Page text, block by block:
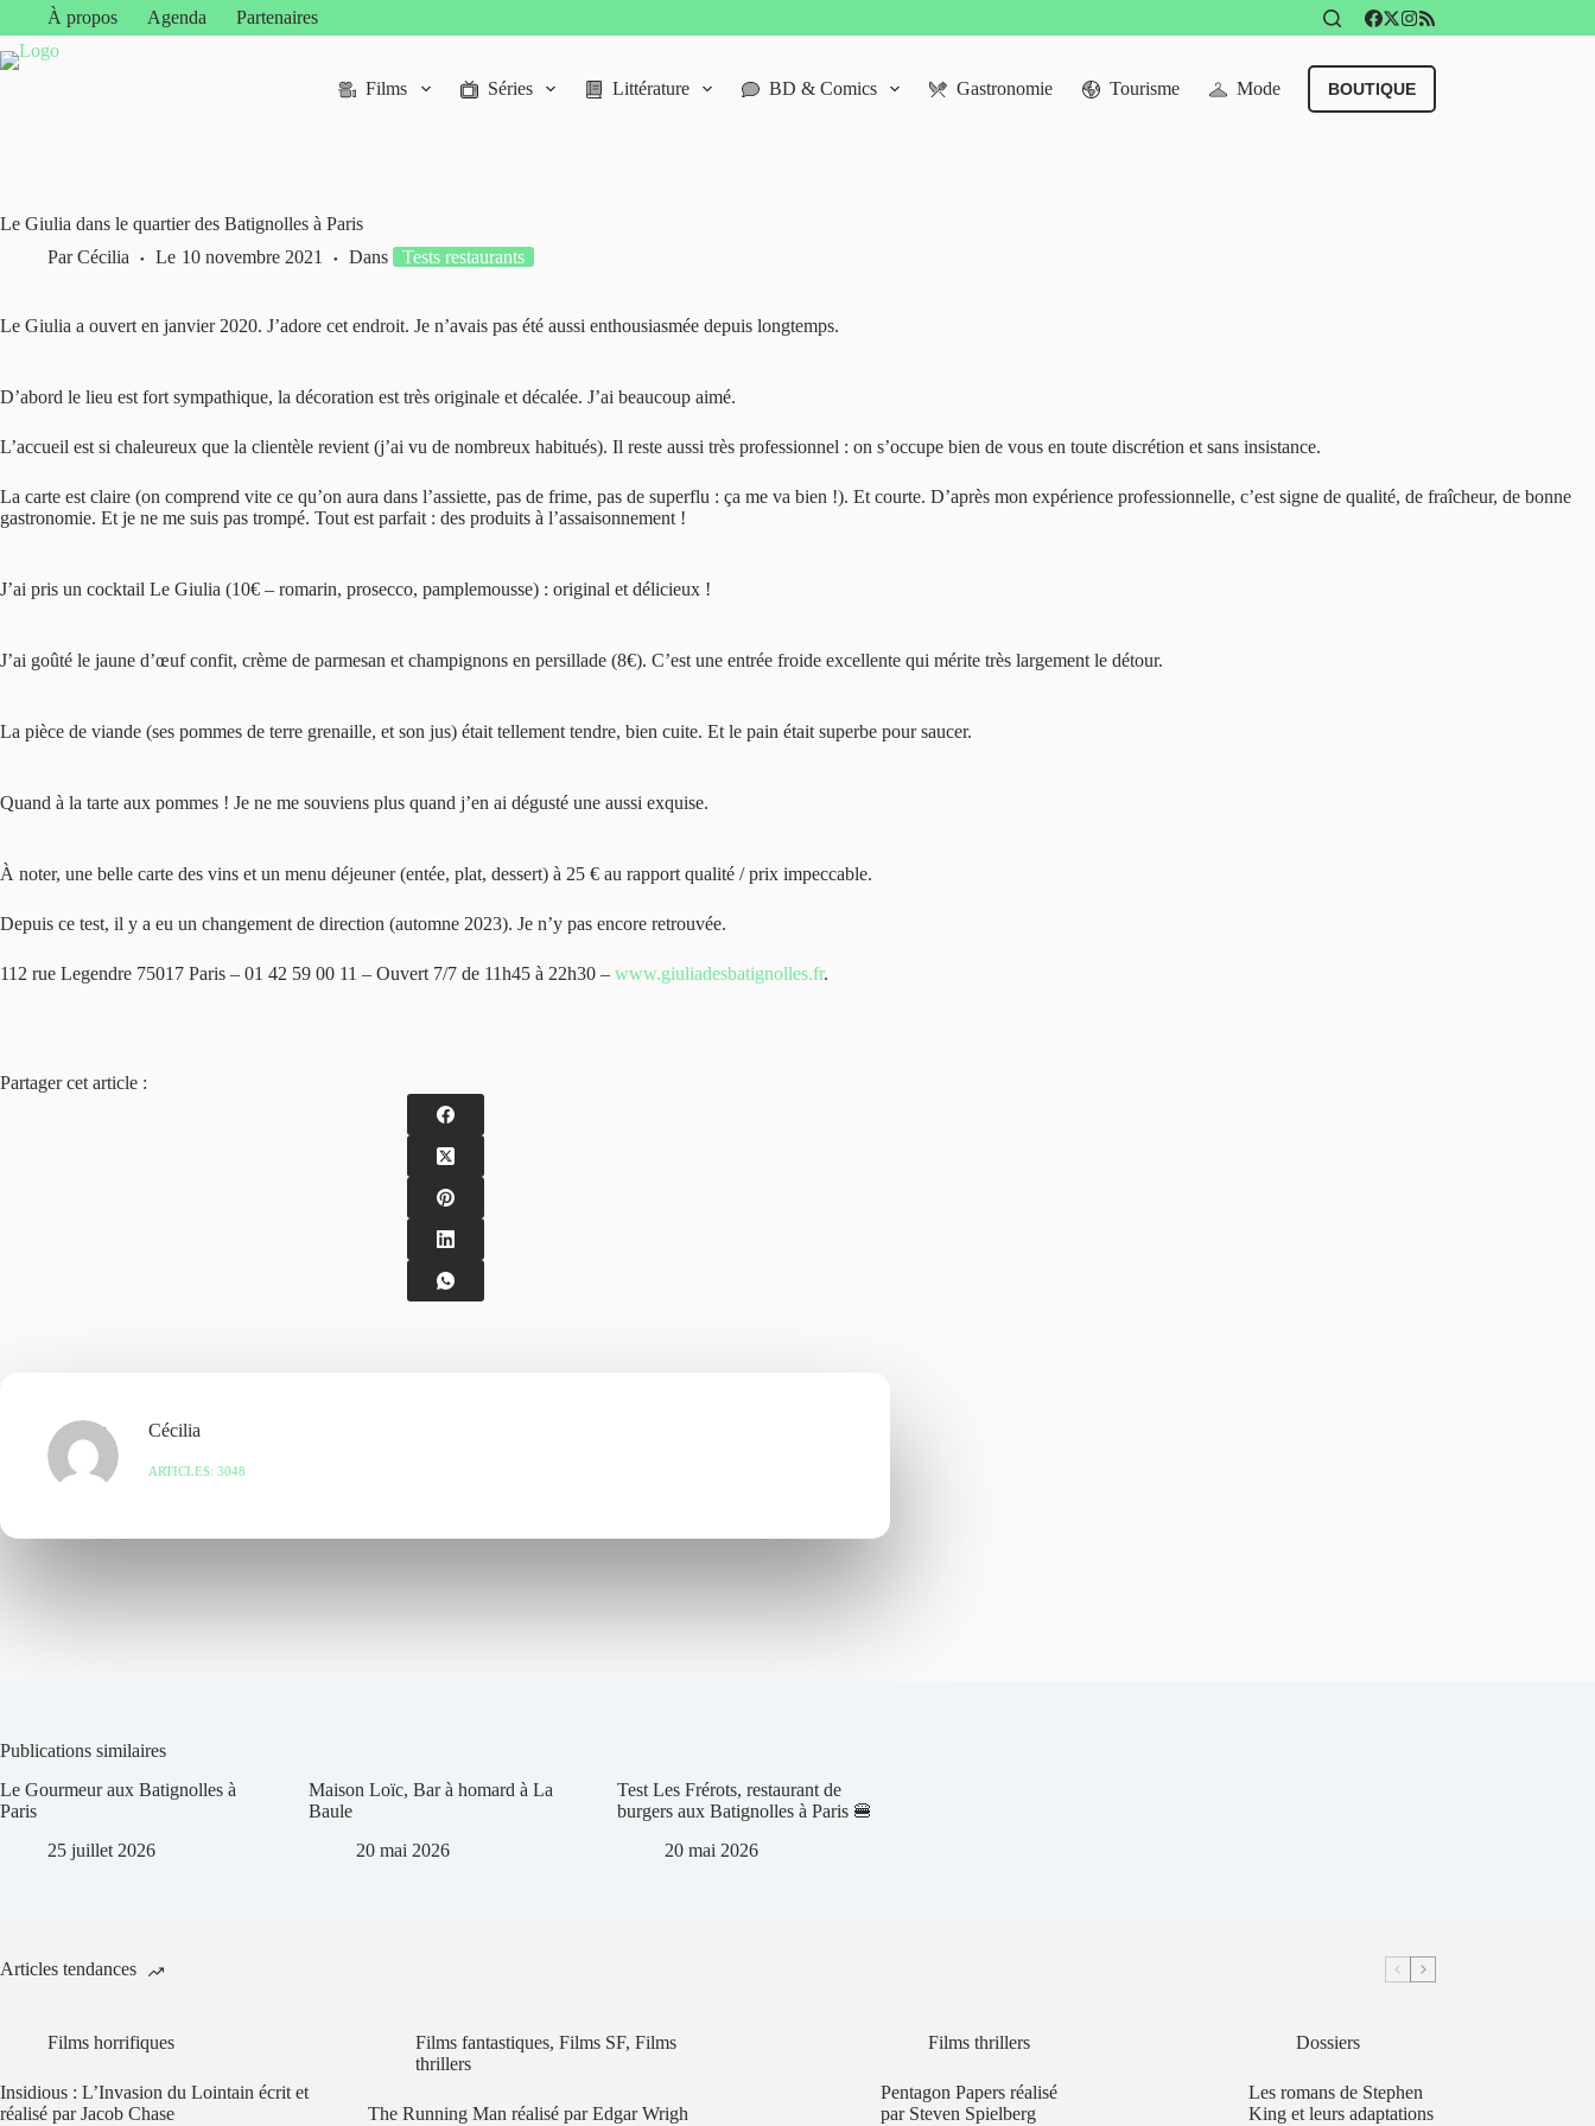
contenu
À propos Agenda Partenaires
Films Séries Littérature BD & Comics Gastronomie Tourisme Mode BOUTIQUE
Le Giulia dans le quartier des Batignolles à Paris
Par Cécilia Le 10 novembre 2021 Dans Tests restaurants
Le Giulia a ouvert en janvier 2020. J’adore cet endroit. Je n’avais pas été aussi enthousiasmée depuis longtemps.
D’abord le lieu est fort sympathique, la décoration est très originale et décalée. J’ai beaucoup aimé.
L’accueil est si chaleureux que la clientèle revient (j’ai vu de nombreux habitués). Il reste aussi très professionnel : on s’occupe bien de vous en toute discrétion et sans insistance.
La carte est claire (on comprend vite ce qu’on aura dans l’assiette, pas de frime, pas de superflu : ça me va bien !). Et courte. D’après mon expérience professionnelle, c’est signe de qualité, de fraîcheur, de bonne
gastronomie. Et je ne me suis pas trompé. Tout est parfait : des produits à l’assaisonnement !
J’ai pris un cocktail Le Giulia (10€ – romarin, prosecco, pamplemousse) : original et délicieux !
J’ai goûté le jaune d’œuf confit, crème de parmesan et champignons en persillade (8€). C’est une entrée froide excellente qui mérite très largement le détour.
La pièce de viande (ses pommes de terre grenaille, et son jus) était tellement tendre, bien cuite. Et le pain était superbe pour saucer.
Quand à la tarte aux pommes ! Je ne me souviens plus quand j’en ai dégusté une aussi exquise.
À noter, une belle carte des vins et un menu déjeuner (entée, plat, dessert) à 25 € au rapport qualité / prix impeccable.
Depuis ce test, il y a eu un changement de direction (automne 2023). Je n’y pas encore retrouvée.
112 rue Legendre 75017 Paris – 01 42 59 00 11 – Ouvert 7/7 de 11h45 à 22h30 – www.giuliadesbatignolles.fr.
Partager cet article :
Cécilia
ARTICLES: 3048
Publications similaires
Le Gourmeur aux Batignolles à
Paris
25 juillet 2026
Maison Loïc, Bar à homard à La
Baule
20 mai 2026
Test Les Frérots, restaurant de
burgers aux Batignolles à Paris 🍔
20 mai 2026
Articles tendances
Films horrifiques
Insidious : L’Invasion du Lointain écrit et
réalisé par Jacob Chase
Films fantastiques, Films SF, Films
thrillers
The Running Man réalisé par Edgar Wrigh
Films thrillers
Pentagon Papers réalisé
par Steven Spielberg
Dossiers
Les romans de Stephen
King et leurs adaptations